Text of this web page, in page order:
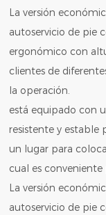
La versión
autoservicio de pie
ergonómico con
clientes de
la operación.
está equipado con
resistente y estable
un lugar para
cual es
La versión
autoservicio de pie